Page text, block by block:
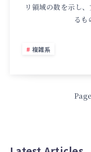
リ領域の数を示し
る
複雑系